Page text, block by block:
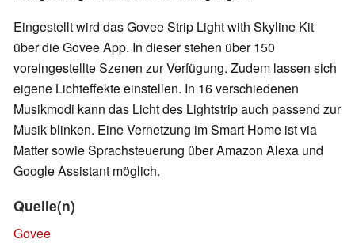
Eingestellt wird das Govee Strip Light with Skyline Kit
über die Govee App. In dieser stehen über 150
voreingestellte Szenen zur Verfügung. Zudem lassen sich
eigene Lichteffekte einstellen. In 16 verschiedenen
Musikmodi kann das Licht des Lightstrip auch passend zur
Musik blinken. Eine Vernetzung im Smart Home ist via
Matter sowie Sprachsteuerung über Amazon Alexa und
Google Assistant möglich.
Quelle(n)
Govee